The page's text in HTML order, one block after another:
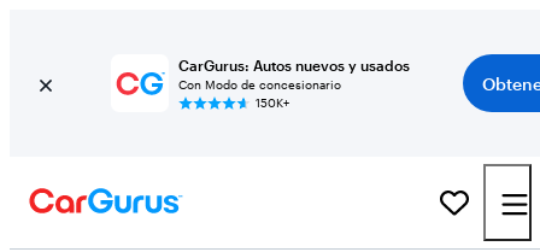
CarGurus: Autos nuevos y usados
Con Modo de concesionario
150K+